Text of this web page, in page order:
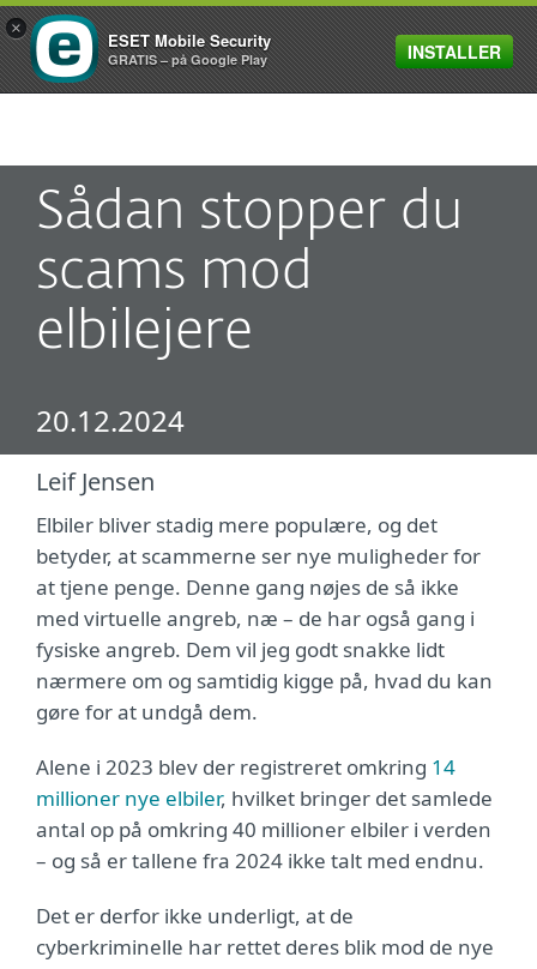
MENU
Sådan stopper du
scams mod
elbilejere
20.12.2024
Leif Jensen
Elbiler bliver stadig mere populære, og det
betyder, at scammerne ser nye muligheder for
at tjene penge. Denne gang nøjes de så ikke
med virtuelle angreb, næ – de har også gang i
fysiske angreb. Dem vil jeg godt snakke lidt
nærmere om og samtidig kigge på, hvad du kan
gøre for at undgå dem.
Alene i 2023 blev der registreret omkring 14
millioner nye elbiler, hvilket bringer det samlede
antal op på omkring 40 millioner elbiler i verden
– og så er tallene fra 2024 ikke talt med endnu.
Det er derfor ikke underligt, at de
cyberkriminelle har rettet deres blik mod de nye
×
ESET Mobile Security
GRATIS – på Google Play INSTALLER